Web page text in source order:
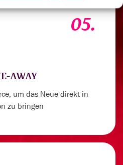
05.
AWAY
um das Neue direkt in
zu bringen